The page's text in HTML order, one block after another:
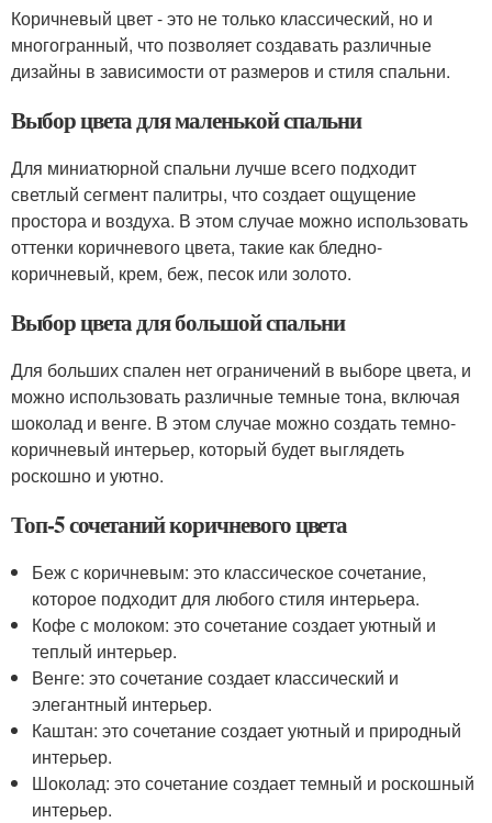
Коричневый цвет - это не только классический, но и
многогранный, что позволяет создавать различные
дизайны в зависимости от размеров и стиля спальни.
Выбор цвета для маленькой спальни
Для миниатюрной спальни лучше всего подходит
светлый сегмент палитры, что создает ощущение
простора и воздуха. В этом случае можно использовать
оттенки коричневого цвета, такие как бледно-
коричневый, крем, беж, песок или золото.
Выбор цвета для большой спальни
Для больших спален нет ограничений в выборе цвета, и
можно использовать различные темные тона, включая
шоколад и венге. В этом случае можно создать темно-
коричневый интерьер, который будет выглядеть
роскошно и уютно.
Топ-5 сочетаний коричневого цвета
Беж с коричневым: это классическое сочетание,
которое подходит для любого стиля интерьера.
Кофе с молоком: это сочетание создает уютный и
теплый интерьер.
Венге: это сочетание создает классический и
элегантный интерьер.
Каштан: это сочетание создает уютный и природный
интерьер.
Шоколад: это сочетание создает темный и роскошный
интерьер.